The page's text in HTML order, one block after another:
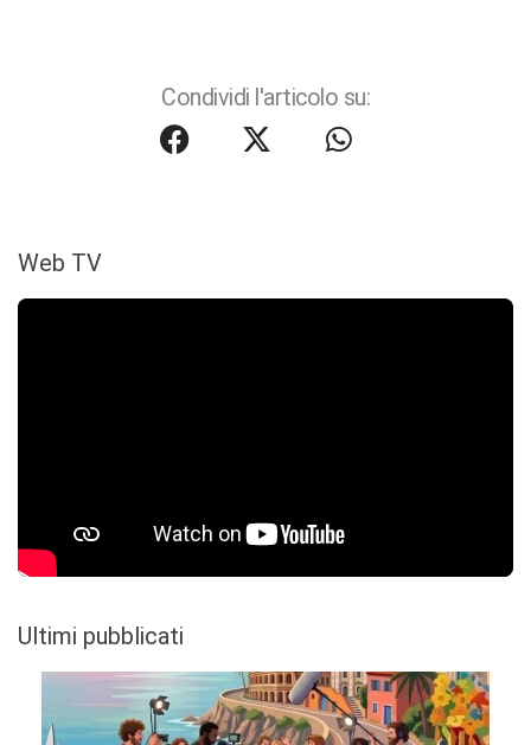
Condividi l'articolo su:
Web TV
Ultimi pubblicati